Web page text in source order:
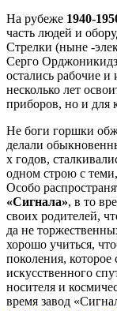
На рубеже 1940-
часть людей и
Стрелки (ныне -
Серго
остались рабочие
несколько лет
приборов, но и для
Не боги горшки
делали
х годов,
одном строю с
Особо
«Сигнала», в то
своих родителей,
да не
хорошо учиться,
поколения,
искусственного
носителя и
время завод